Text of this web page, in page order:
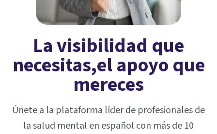
La visibilidad que
necesitas,el apoyo que
mereces
Únete a la plataforma líder de profesionales de
la salud mental en español con más de 10